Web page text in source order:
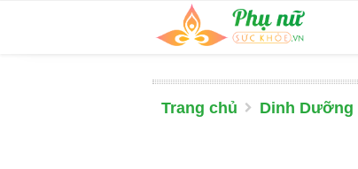
Trang chủ Dinh Dưỡng